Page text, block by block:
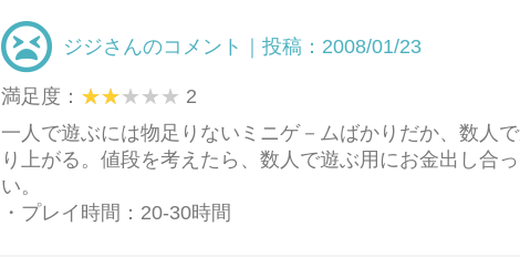
ジジさんのコメント｜投稿：2008/01/23
満足度：
2
一人で遊ぶには物足りないミニゲ－ムばかりだか、数人
り上がる。値段を考えたら、数人で遊ぶ用にお金出し合
い。
・プレイ時間：20-30時間